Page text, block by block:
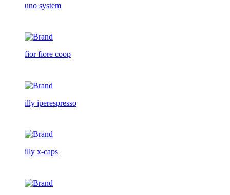
uno system
fior fiore coop
illy iperespresso
illy x-caps